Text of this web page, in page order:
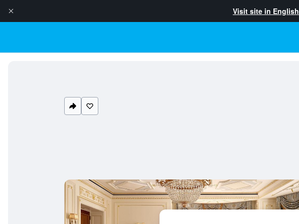
Visit site in English